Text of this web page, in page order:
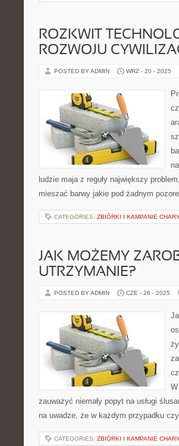
ROZKWIT
ROZWOJU
POSTED BY ADMIN WRZ - 20 - 2025
ludzie maja z reguły największy
mieszać barwy jakie pod żadnym
CATEGORIES: ZBIÓRKI I KAMPANIE
JAK MOŻEMY
UTRZYMANIE?
POSTED BY ADMIN CZE - 26 - 2025
zauważyć niemały popyt na usługi
na uwadze, że w każdym przypadku
CATEGORIES: ZBIÓRKI I KAMPANIE